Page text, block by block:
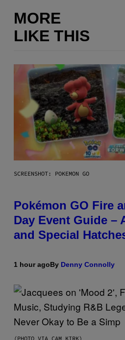
MORE
LIKE THIS
SCREENSHOT: POKEMON GO
Pokémon GO Fire
Day Event Guide –
and Special
1 hour agoBy Denny Connolly
(PHOTO VIA CAM KIRK)